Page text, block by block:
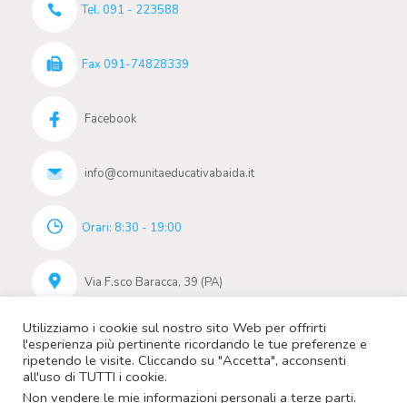
Tel. 091 - 223588
Fax 091-74828339
Facebook
info@comunitaeducativabaida.it
Orari: 8:30 - 19:00
Via F.sco Baracca, 39 (PA)
Utilizziamo i cookie sul nostro sito Web per offrirti
l'esperienza più pertinente ricordando le tue preferenze e
ripetendo le visite. Cliccando su "Accetta", acconsenti
all'uso di TUTTI i cookie.
Non vendere le mie informazioni personali a terze parti.